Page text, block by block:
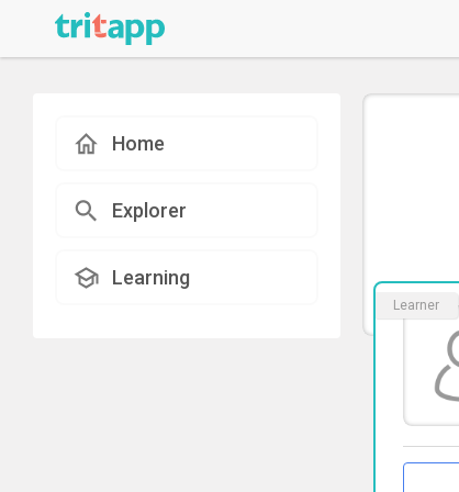
Home
Explorer
Learning
Learner